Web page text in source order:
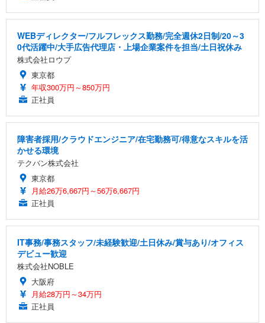
WEBディレクター/フルフレックス勤務/完全週休2日制/20～3
0代活躍中/大手広告代理店・上場企業案件を担当/土日祝休み
株式会社ロウプ
東京都
年収300万円～850万円
正社員
障害者採用/クラウドエンジニア/在宅勤務可/得意なスキルを活
かせる環境
テクバン株式会社
東京都
月給26万6,667円～56万6,667円
正社員
IT事務/事務スタッフ/未経験歓迎/土日休み/賞与あり/オフィス
デビュー歓迎
株式会社NOBLE
大阪府
月給28万円～34万円
正社員